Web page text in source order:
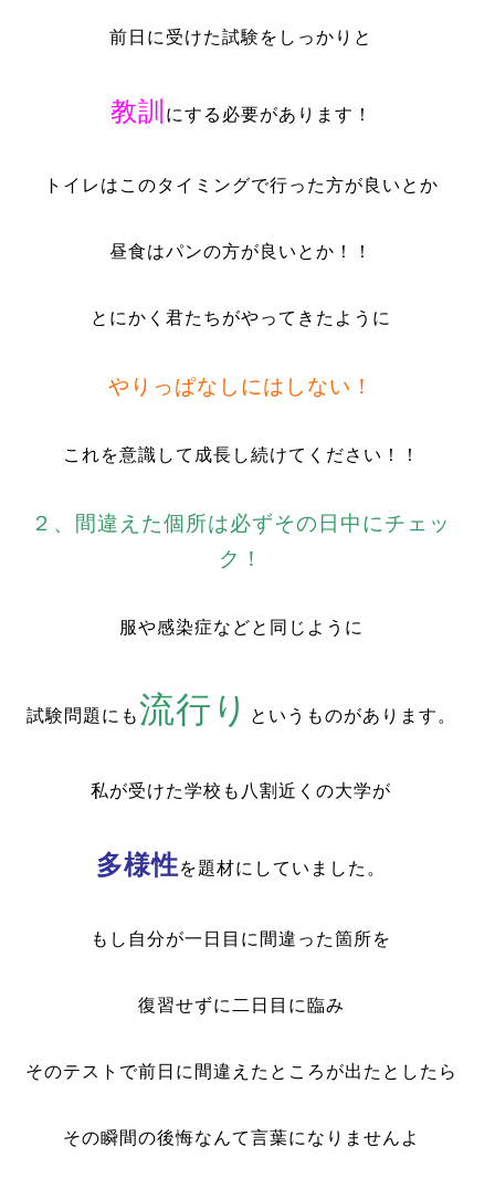
前日に受けた試験をしっかりと
教訓 にする必要があります！
トイレはこのタイミングで行った方が良いとか
昼食はパンの方が良いとか！！
とにかく君たちがやってきたように
やりっぱなしにはしない！
これを意識して成長し続けてください！！
２、間違えた個所は必ずその日中にチェッ
ク！
服や感染症などと同じように
試験問題にも流行り というものがあります。
私が受けた学校も八割近くの大学が
多様性を題材にしていました。
もし自分が一日目に間違った箇所を
復習せずに二日目に臨み
そのテストで前日に間違えたところが出たとしたら
その瞬間の後悔なんて言葉になりませんよ